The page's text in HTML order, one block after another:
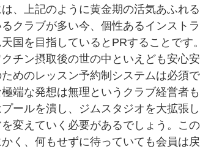
、上記のように黄金期の活気あふれ
クラブが多い今、個性あるインスト
国を目指しているとPRすることです。
チン摂取後の世の中といえども安心
めのレッスン予約制システムは必須で
端な発想は無理というクラブ経営者
ールを潰し、ジムスタジオを大拡張
変えていく必要があるでしょう。こ
く、何もせずに待っていても会員は戻